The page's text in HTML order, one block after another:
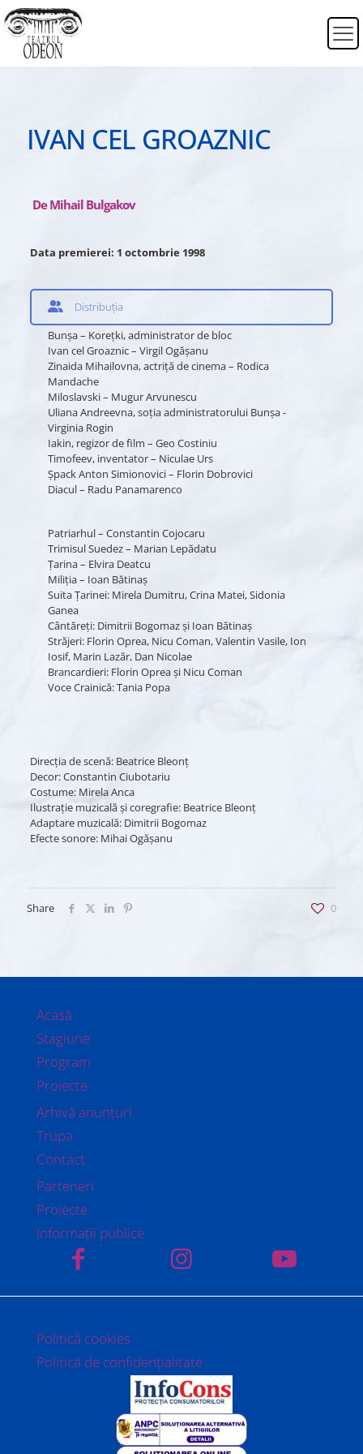
IVAN CEL GROAZNIC
De Mihail Bulgakov
Data premierei: 1 octombrie 1998
Distribuția
Bunşa – Koreţki, administrator de bloc
Ivan cel Groaznic – Virgil Ogăşanu
Zinaida Mihailovna, actriţă de cinema – Rodica
Mandache
Miloslavski – Mugur Arvunescu
Uliana Andreevna, soţia administratorului Bunşa -
Virginia Rogin
Iakin, regizor de film – Geo Costiniu
Timofeev, inventator – Niculae Urs
Şpack Anton Simionovici – Florin Dobrovici
Diacul – Radu Panamarenco
Patriarhul – Constantin Cojocaru
Trimisul Suedez – Marian Lepădatu
Ţarina – Elvira Deatcu
Miliţia – Ioan Bătinaş
Suita Ţarinei: Mirela Dumitru, Crina Matei, Sidonia
Ganea
Cântăreţi: Dimitrii Bogomaz şi Ioan Bătinaş
Străjeri: Florin Oprea, Nicu Coman, Valentin Vasile, Ion
Iosif, Marin Lazăr, Dan Nicolae
Brancardieri: Florin Oprea şi Nicu Coman
Voce Crainică: Tania Popa
Direcţia de scenă: Beatrice Bleonţ
Decor: Constantin Ciubotariu
Costume: Mirela Anca
Ilustraţie muzicală şi coregrafie: Beatrice Bleonţ
Adaptare muzicală: Dimitrii Bogomaz
Efecte sonore: Mihai Ogăşanu
Share 0
Acasă
Stagiune
Program
Proiecte
Arhivă anunțuri
Trupa
Contact
Parteneri
Proiecte
Informații publice
Politică cookies
Politică de confidențialitate